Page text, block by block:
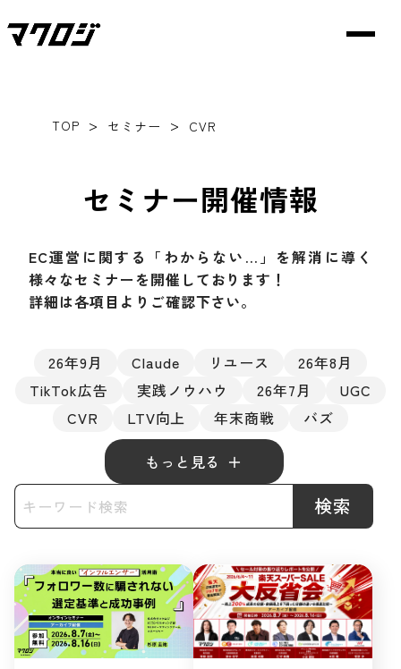
TOP > セミナー > CVR
セミナー開催情報
EC運営に関する「わからない…」を解消に導く
様々なセミナーを開催しております！
詳細は各項目よりご確認下さい。
26年9月 Claude リユース
26年8月
TikTok広告
実践ノウハウ 26年7月
UGC
CVR
LTV向上 年末商戦 バズ
もっと見る
検索